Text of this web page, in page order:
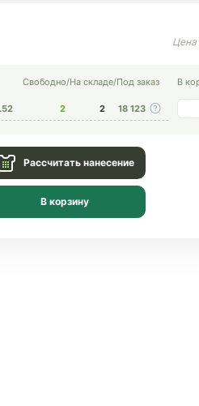
Свободно/На складе/Под заказ В
2 2 18 123
Рассчитать нанесение
В корзину